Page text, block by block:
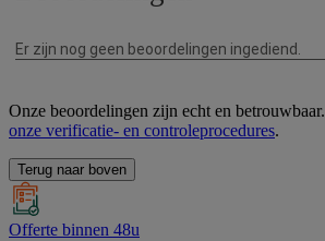
Onze beoordelingen zijn echt en betrouwbaar.
onze verificatie- en controleprocedures.
Terug naar boven
Offerte binnen 48u